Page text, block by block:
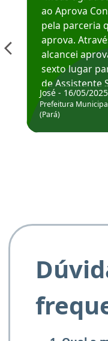
ao Aprova
pela parceria
aprova.
alcancei
sexto lugar
de Assistente
Hoje estou
Prefeitura de
José - 16/05/2025
Prefeitura
(Pará)